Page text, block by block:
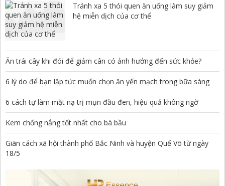
Tránh xa 5 thói quen ăn uống làm suy giảm
hệ miễn dịch của cơ thể
Ăn trái cây khi đói để giảm cân có ảnh hưởng đến sức khỏe?
6 lý do để bạn lập tức muốn chọn ăn yến mạch trong bữa sáng
6 cách tự làm mặt nạ trị mụn đầu đen, hiệu quả không ngờ
Kem chống nắng tốt nhất cho bà bầu
Giãn cách xã hội thành phố Bắc Ninh và huyện Quế Võ từ ngày
18/5